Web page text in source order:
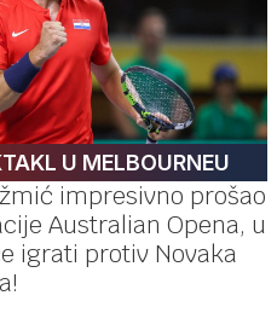
U MELBOURNEU
impresivno prošao
Australian Opena, u
igrati protiv Novaka